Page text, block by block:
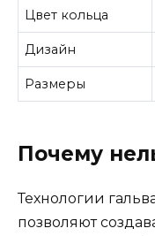
Цвет кольца
Дизайн
Размеры
Почему
Технологии
позволяют